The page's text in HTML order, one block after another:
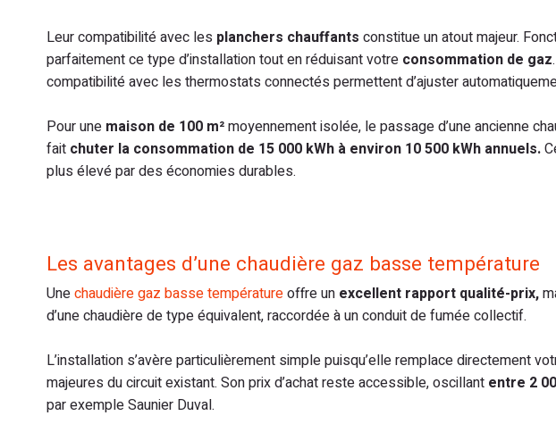
Leur compatibilité avec les planchers chauffants constitue un atout majeur.
parfaitement ce type d’installation tout en réduisant votre consommation de gaz
compatibilité avec les thermostats connectés permettent d’ajuster
Pour une maison de 100 m²moyennement isolée, le passage d’une ancienne
fait chuter la consommation de 15 000 kWh à environ 10 500 kWh annuels.
plus élevé par des économies durables.
Les avantages d’une chaudière gaz basse température
Unechaudière gaz basse températureoffre un excellent rapport qualité-prix,
d’une chaudière de type équivalent, raccordée à un conduit de fumée collectif.
L’installation s’avère particulièrement simple puisqu’elle remplace directement
majeures du circuit existant. Son prix d’achat reste accessible, oscillant entre 2
par exemple Saunier Duval.